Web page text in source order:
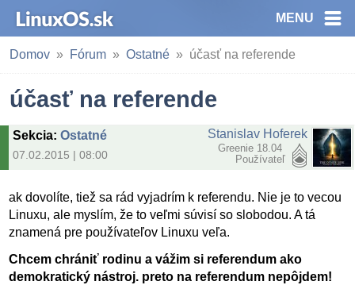
MENU
Domov Fórum Ostatné účasť na referende
účasť na referende
Sekcia: Ostatné
07.02.2015 | 08:00
Stanislav Hoferek
Greenie 18.04
Používateľ
ak dovolíte, tiež sa rád vyjadrím k referendu. Nie je to vecou
Linuxu, ale myslím, že to veľmi súvisí so slobodou. A tá
znamená pre používateľov Linuxu veľa.
Chcem chrániť rodinu a vážim si referendum ako
demokratický nástroj. preto na referendum nepôjdem!